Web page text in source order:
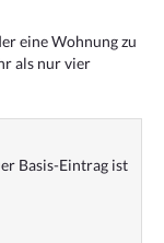
eine Wohnung zu
als nur vier
Basis-Eintrag ist